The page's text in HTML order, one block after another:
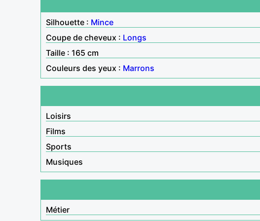
Silhouette : Mince
Coupe de cheveux : Longs
Taille : 165 cm
Couleurs des yeux : Marrons
Loisirs
Films
Sports
Musiques
Métier